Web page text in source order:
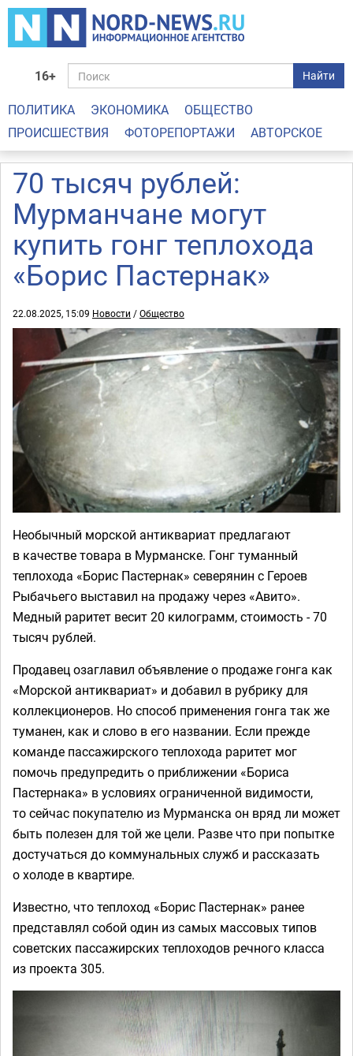
16+ Найти
ПОЛИТИКА ЭКОНОМИКА
ОБЩЕСТВО
ПРОИСШЕСТВИЯ
ФОТОРЕПОРТАЖИ АВТОРСКОЕ
70 тысяч рублей:
Мурманчане могут
купить гонг теплохода
«Борис Пастернак»
22.08.2025, 15:09 Новости /Общество
Необычный морской антиквариат предлагают
в качестве товара в Мурманске. Гонг туманный
теплохода «Борис Пастернак» северянин с Героев
Рыбачьего выставил на продажу через «Авито».
Медный раритет весит 20 килограмм, стоимость - 70
тысяч рублей.
Продавец озаглавил объявление о продаже гонга как
«Морской антиквариат» и добавил в рубрику для
коллекционеров. Но способ применения гонга так же
туманен, как и слово в его названии. Если прежде
команде пассажирского теплохода раритет мог
помочь предупредить о приближении «Бориса
Пастернака» в условиях ограниченной видимости,
то сейчас покупателю из Мурманска он вряд ли может
быть полезен для той же цели. Разве что при попытке
достучаться до коммунальных служб и рассказать
о холоде в квартире.
Известно, что теплоход «Борис Пастернак» ранее
представлял собой один из самых массовых типов
советских пассажирских теплоходов речного класса
из проекта 305.